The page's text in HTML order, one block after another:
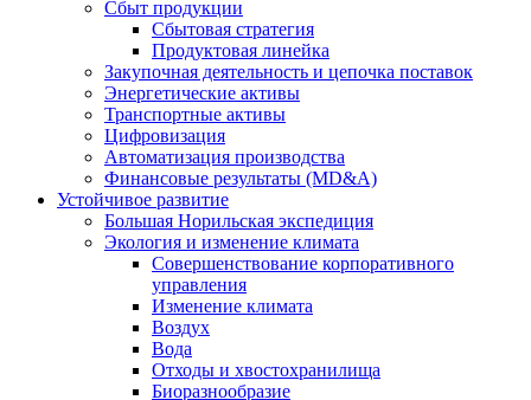
Сбыт продукции
Сбытовая стратегия
Продуктовая линейка
Закупочная деятельность и цепочка поставок
Энергетические активы
Транспортные активы
Цифровизация
Автоматизация производства
Финансовые результаты (MD&A)
Устойчивое развитие
Большая Норильская экспедиция
Экология и изменение климата
Совершенствование корпоративного
управления
Изменение климата
Воздух
Вода
Отходы и хвостохранилища
Биоразнообразие